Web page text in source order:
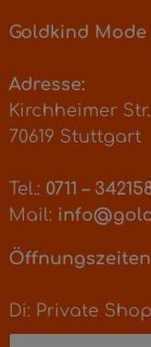
Goldkind Mode
Adresse:
Kirchheimer
70619 Stuttgart
Tel.: 0711 –
Mail:
Öffnungszeiten
Di: Private